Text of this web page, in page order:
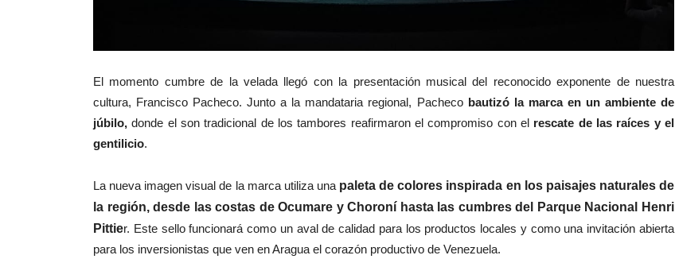
‎El momento cumbre de la velada llegó con la presentación musical del reconocido exponente de nuestra
cultura, Francisco Pacheco. Junto a la mandataria regional, Pacheco bautizó la marca en un ambiente de
júbilo,donde el son tradicional de los tambores reafirmaron el compromiso con el rescate de las raíces y el
gentilicio.
La nueva imagen visual de la marca utiliza una paleta de colores inspirada en los paisajes naturales de
la región, desde las costas de Ocumare y Choroní hasta las cumbres del Parque Nacional Henri
Pittier. Este sello funcionará como un aval de calidad para los productos locales y como una invitación abierta
para los inversionistas que ven en Aragua el corazón productivo de Venezuela.